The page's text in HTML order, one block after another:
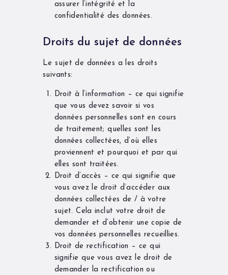
assurer l’intégrité et la
confidentialité des données.
Droits du sujet de données
Le sujet de données a les droits
suivants:
Droit à l’information – ce qui signifie
que vous devez savoir si vos
données personnelles sont en cours
de traitement; quelles sont les
données collectées, d’où elles
proviennent et pourquoi et par qui
elles sont traitées.
Droit d’accès – ce qui signifie que
vous avez le droit d’accéder aux
données collectées de / à votre
sujet. Cela inclut votre droit de
demander et d’obtenir une copie de
vos données personnelles recueillies.
Droit de rectification – ce qui
signifie que vous avez le droit de
demander la rectification ou